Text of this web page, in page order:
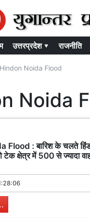
उत्तरप्रदेश ▾ राजनीति
Hindon Noida Flood
Noida
Flood : बारिश के चलते
टेक क्षेत्र में 500 से ज्यादा